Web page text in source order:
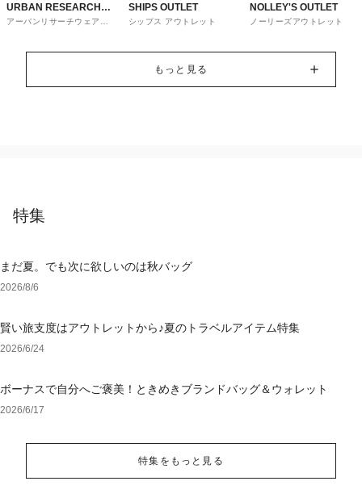
URBAN RESEARCH
ware house
アーバンリサーチウェアハ
SHIPS OUTLET
シップス アウトレット
NOLLEY'S OUTLET
ノーリーズアウトレット
もっと見る
特集
まだ夏。でも次に欲しいのは秋バッグ
2026/8/6
賢い旅支度はアウトレットから♪夏のトラベルアイテム特集
2026/6/24
ボーナスで自分へご褒美！ときめきブランドバッグ＆ウォレット
2026/6/17
特集をもっと見る